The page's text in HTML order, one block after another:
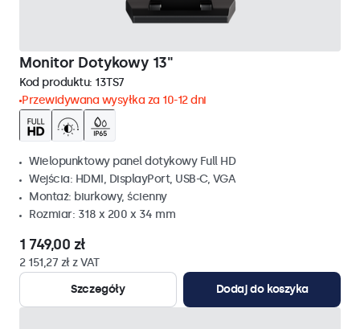
Monitor Dotykowy 13"
Kod produktu: 13TS7
Przewidywana wysyłka za 10-12 dni
Wielopunktowy panel dotykowy Full HD
Wejścia: HDMI, DisplayPort, USB-C, VGA
Montaż: biurkowy, ścienny
Rozmiar: 318 x 200 x 34 mm
1 749,00 zł
2 151,27 zł z VAT
Szczegóły
Dodaj do koszyka